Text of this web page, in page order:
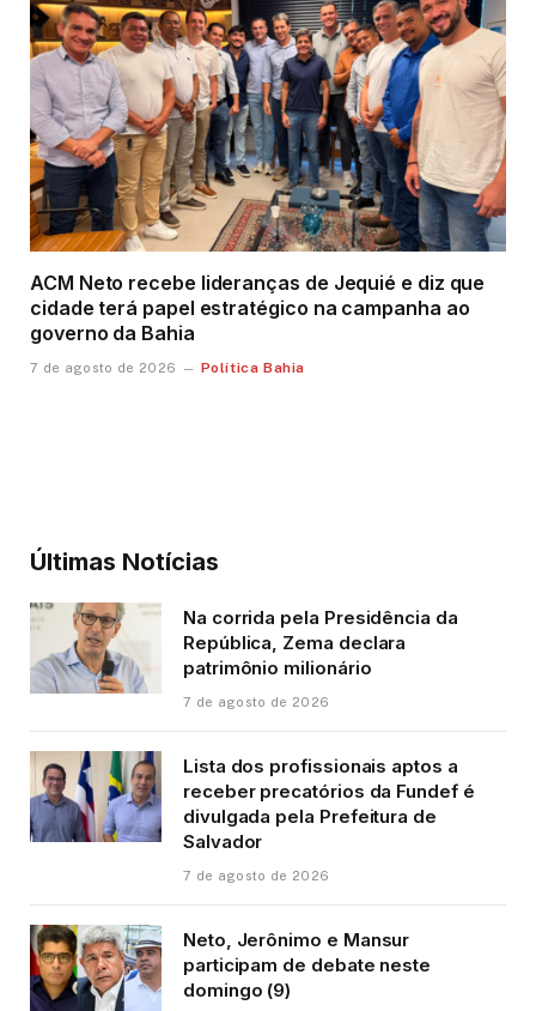
ACM Neto recebe lideranças de Jequié e diz que
cidade terá papel estratégico na campanha ao
governo da Bahia
7 de agosto de 2026 Política Bahia
Últimas Notícias
Na corrida pela Presidência da
República, Zema declara
patrimônio milionário
7 de agosto de 2026
Lista dos profissionais aptos a
receber precatórios da Fundef é
divulgada pela Prefeitura de
Salvador
7 de agosto de 2026
Neto, Jerônimo e Mansur
participam de debate neste
domingo (9)